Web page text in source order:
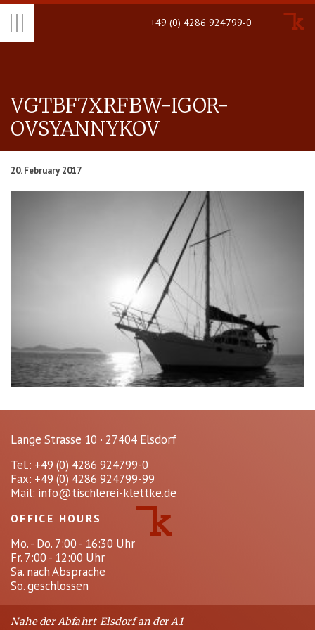
+49 (0) 4286 924799-0
VGTBF7XRFBW-IGOR-
OVSYAN­NYKOV
20. February 2017
Lange Strasse 10 · 27404 Elsdorf
Tel.: +49 (0) 4286 924799-0
Fax: +49 (0) 4286 924799-99
Mail: info@tischlerei-klettke.de
OFFICE HOURS
Mo. - Do. 7:00 - 16:30 Uhr
Fr. 7:00 - 12:00 Uhr
Sa. nach Absprache
So. geschlossen
Nahe der Abfahrt-Elsdorf an der A1